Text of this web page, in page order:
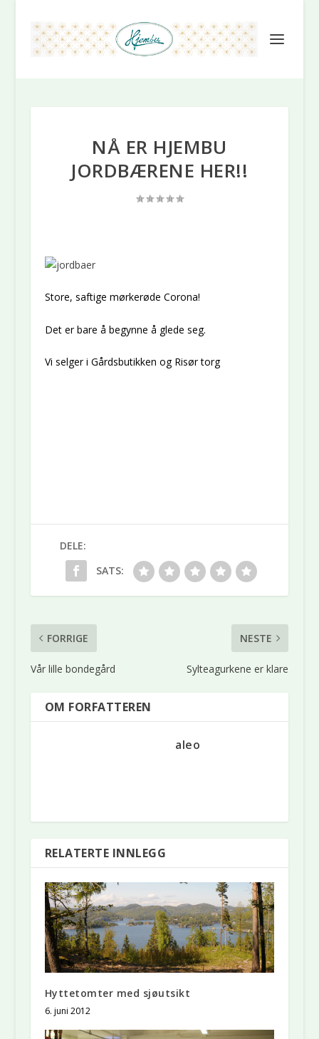
NÅ ER HJEMBU
JORDBÆRENE HER!!
Store, saftige mørkerøde Corona!
Det er bare å begynne å glede seg.
Vi selger i Gårdsbutikken og Risør torg
DELE:
SATS:
FORRIGE
Vår lille bondegård
NESTE
Sylteagurkene er klare
OM FORFATTEREN
aleo
RELATERTE INNLEGG
Hyttetomter med sjøutsikt
6. juni 2012